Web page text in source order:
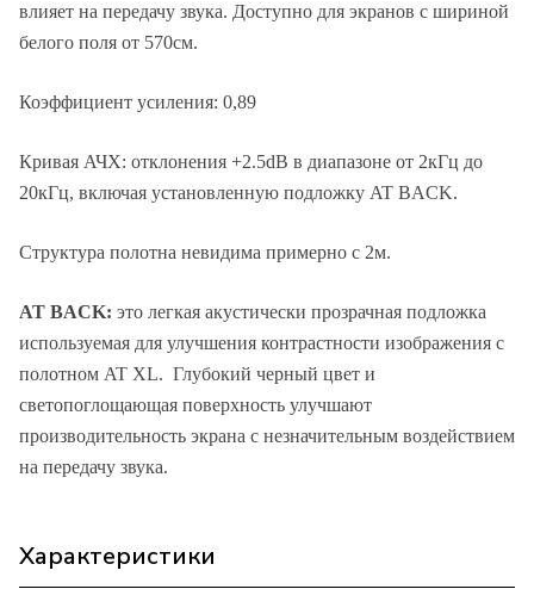
влияет на передачу звука. Доступно для экранов с шириной
белого поля от 570см.
Коэффициент усиления: 0,89
Кривая АЧХ: отклонения +2.5dB в диапазоне от 2кГц до
20кГц, включая установленную подложку AT BACK.
Структура полотна невидима примерно с 2м.
AT BACK: это легкая акустически прозрачная подложка
используемая для улучшения контрастности изображения с
полотном AT XL. Глубокий черный цвет и
светопоглощающая поверхность улучшают
производительность экрана с незначительным воздействием
на передачу звука.
Характеристики